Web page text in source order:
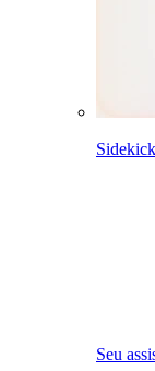
Sidekick
Seu